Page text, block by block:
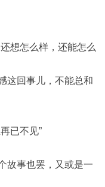
想怎么样，还能怎么
回事儿，不能总和
已不见”
事也罢，又或是一